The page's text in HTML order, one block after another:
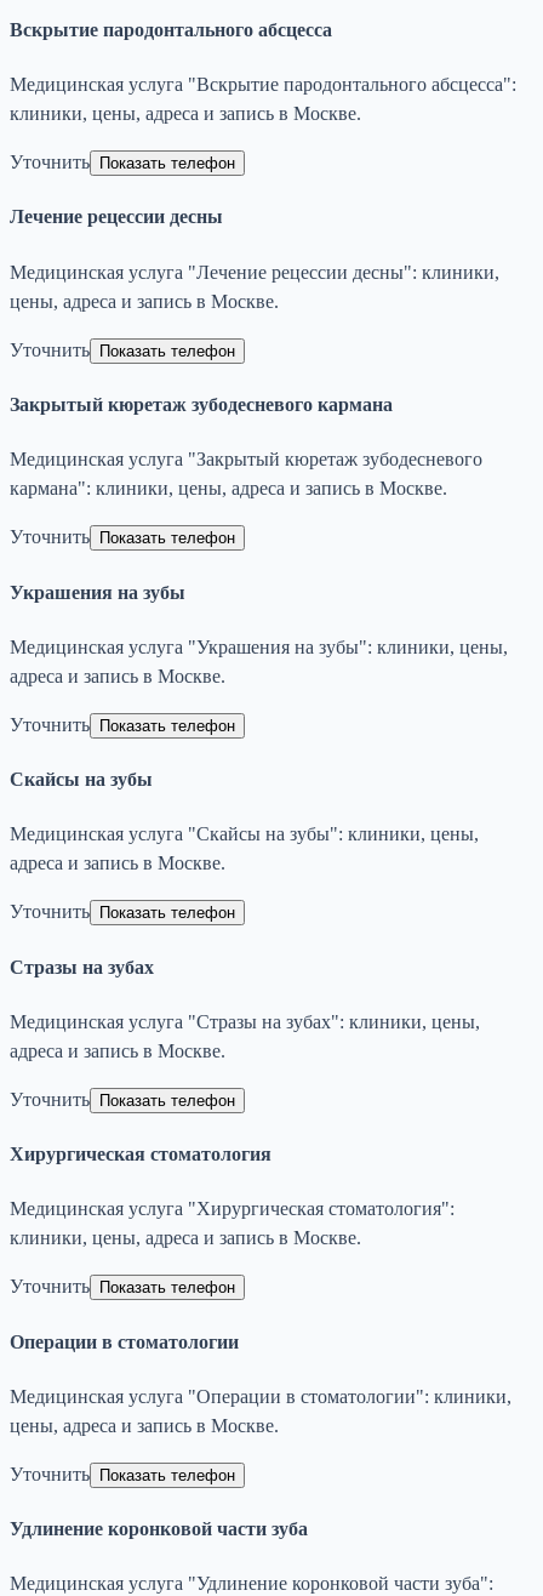
Вскрытие пародонтального абсцесса
Медицинская услуга "Вскрытие пародонтального абсцесса":
клиники, цены, адреса и запись в Москве.
Уточнить Показать телефон
Лечение рецессии десны
Медицинская услуга "Лечение рецессии десны": клиники,
цены, адреса и запись в Москве.
Уточнить Показать телефон
Закрытый кюретаж зубодесневого кармана
Медицинская услуга "Закрытый кюретаж зубодесневого
кармана": клиники, цены, адреса и запись в Москве.
Уточнить Показать телефон
Украшения на зубы
Медицинская услуга "Украшения на зубы": клиники, цены,
адреса и запись в Москве.
Уточнить Показать телефон
Скайсы на зубы
Медицинская услуга "Скайсы на зубы": клиники, цены,
адреса и запись в Москве.
Уточнить Показать телефон
Стразы на зубах
Медицинская услуга "Стразы на зубах": клиники, цены,
адреса и запись в Москве.
Уточнить Показать телефон
Хирургическая стоматология
Медицинская услуга "Хирургическая стоматология":
клиники, цены, адреса и запись в Москве.
Уточнить Показать телефон
Операции в стоматологии
Медицинская услуга "Операции в стоматологии": клиники,
цены, адреса и запись в Москве.
Уточнить Показать телефон
Удлинение коронковой части зуба
Медицинская услуга "Удлинение коронковой части зуба":